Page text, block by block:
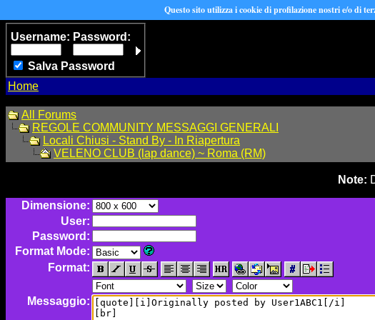
Username: Password:
Salva Password
Home
All Forums
REGOLE COMMUNITY MESSAGGI GENERALI
Locali Chiusi - Stand By - In Riapertura
VELENO CLUB (lap dance) ~ Roma (RM)
Note:
Dimensione:
User:
Password:
Format Mode:
Format:
Messaggio:
Questo sito utilizza i cookie di profilazione nostri e/o di